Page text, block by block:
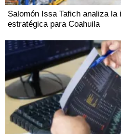
Salomón Issa Tafich analiza la
estratégica para Coahuila